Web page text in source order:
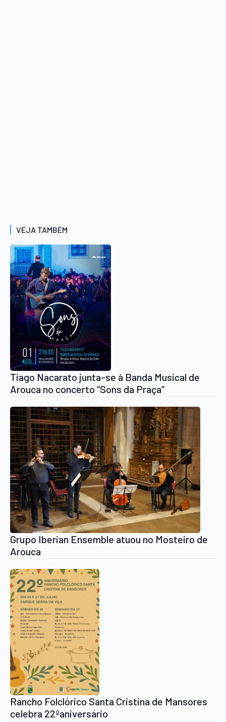
VEJA TAMBÉM
Tiago Nacarato junta-se à Banda Musical de
Arouca no concerto “Sons da Praça”
Grupo Iberian Ensemble atuou no Mosteiro de
Arouca
Rancho Folclórico Santa Cristina de Mansores
celebra 22ºaniversário